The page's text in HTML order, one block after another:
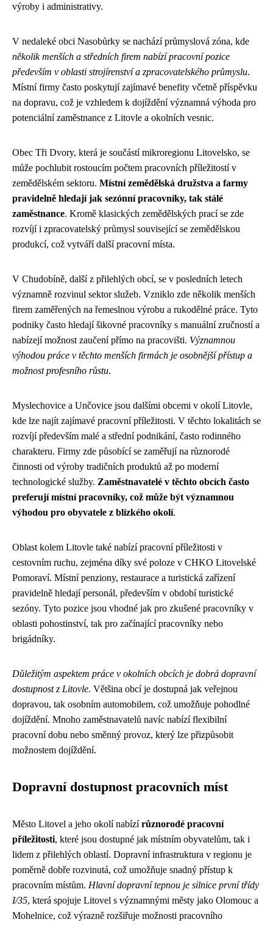
výroby i administrativy.
V nedaleké obci Nasobůrky se nachází průmyslová zóna, kde
několik menších a středních firem nabízí pracovní pozice
především v oblasti strojírenství a zpracovatelského průmyslu.
Místní firmy často poskytují zajímavé benefity včetně příspěvku
na dopravu, což je vzhledem k dojíždění významná výhoda pro
potenciální zaměstnance z Litovle a okolních vesnic.
Obec Tři Dvory, která je součástí mikroregionu Litovelsko, se
může pochlubit rostoucím počtem pracovních příležitostí v
zemědělském sektoru. Místní zemědělská družstva a farmy
pravidelně hledají jak sezónní pracovníky, tak stálé
zaměstnance. Kromě klasických zemědělských prací se zde
rozvíjí i zpracovatelský průmysl související se zemědělskou
produkcí, což vytváří další pracovní místa.
V Chudobíně, další z přilehlých obcí, se v posledních letech
významně rozvinul sektor služeb. Vzniklo zde několik menších
firem zaměřených na řemeslnou výrobu a rukodělné práce. Tyto
podniky často hledají šikovné pracovníky s manuální zručností a
nabízejí možnost zaučení přímo na pracovišti. Významnou
výhodou práce v těchto menších firmách je osobnější přístup a
možnost profesního růstu.
Myslechovice a Unčovice jsou dalšími obcemi v okolí Litovle,
kde lze najít zajímavé pracovní příležitosti. V těchto lokalitách se
rozvíjí především malé a střední podnikání, často rodinného
charakteru. Firmy zde působící se zaměřují na různorodé
činnosti od výroby tradičních produktů až po moderní
technologické služby. Zaměstnavatelé v těchto obcích často
preferují místní pracovníky, což může být významnou
výhodou pro obyvatele z blízkého okolí.
Oblast kolem Litovle také nabízí pracovní příležitosti v
cestovním ruchu, zejména díky své poloze v CHKO Litovelské
Pomoraví. Místní penziony, restaurace a turistická zařízení
pravidelně hledají personál, především v období turistické
sezóny. Tyto pozice jsou vhodné jak pro zkušené pracovníky v
oblasti pohostinství, tak pro začínající pracovníky nebo
brigádníky.
Důležitým aspektem práce v okolních obcích je dobrá dopravní
dostupnost z Litovle. Většina obcí je dostupná jak veřejnou
dopravou, tak osobním automobilem, což umožňuje pohodlné
dojíždění. Mnoho zaměstnavatelů navíc nabízí flexibilní
pracovní dobu nebo směnný provoz, který lze přizpůsobit
možnostem dojíždění.
Dopravní dostupnost pracovních míst
Město Litovel a jeho okolí nabízírůznorodé pracovní
příležitosti, které jsou dostupné jak místním obyvatelům, tak i
lidem z přilehlých oblastí. Dopravní infrastruktura v regionu je
poměrně dobře rozvinutá, což umožňuje snadný přístup k
pracovním místům. Hlavní dopravní tepnou je silnice první třídy
I/35, která spojuje Litovel s významnými městy jako Olomouc a
Mohelnice, což výrazně rozšiřuje možnosti pracovního